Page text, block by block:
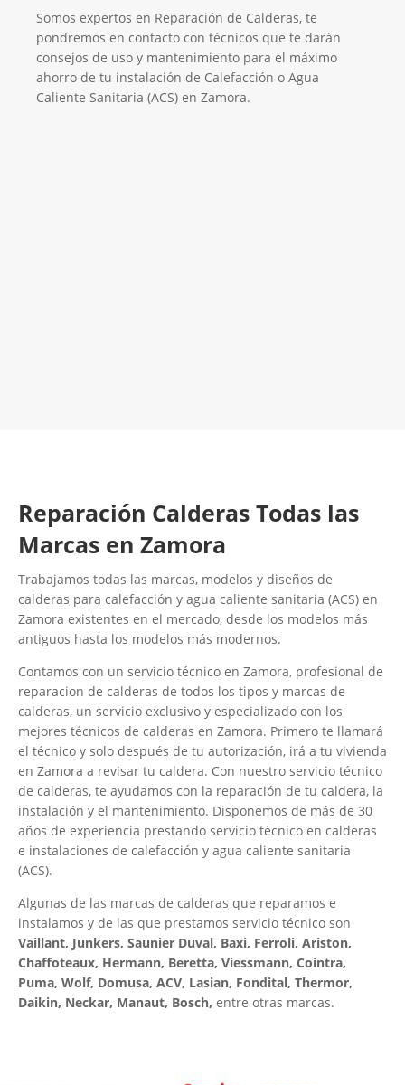
Somos expertos en Reparación de Calderas, te
pondremos en contacto con técnicos que te darán
consejos de uso y mantenimiento para el máximo
ahorro de tu instalación de Calefacción o Agua
Caliente Sanitaria (ACS) en Zamora.
Reparación Calderas Todas las
Marcas en Zamora
Trabajamos todas las marcas, modelos y diseños de
calderas para calefacción y agua caliente sanitaria (ACS) en
Zamora existentes en el mercado, desde los modelos más
antiguos hasta los modelos más modernos.
Contamos con un servicio técnico en Zamora, profesional de
reparacion de calderas de todos los tipos y marcas de
calderas, un servicio exclusivo y especializado con los
mejores técnicos de calderas en Zamora. Primero te llamará
el técnico y solo después de tu autorización, irá a tu vivienda
en Zamora a revisar tu caldera. Con nuestro servicio técnico
de calderas, te ayudamos con la reparación de tu caldera, la
instalación y el mantenimiento. Disponemos de más de 30
años de experiencia prestando servicio técnico en calderas
e instalaciones de calefacción y agua caliente sanitaria
(ACS).
Algunas de las marcas de calderas que reparamos e
instalamos y de las que prestamos servicio técnico son
Vaillant, Junkers, Saunier Duval, Baxi, Ferroli, Ariston,
Chaffoteaux, Hermann, Beretta, Viessmann, Cointra,
Puma, Wolf, Domusa, ACV, Lasian, Fondital, Thermor,
Daikin, Neckar, Manaut, Bosch, entre otras marcas.